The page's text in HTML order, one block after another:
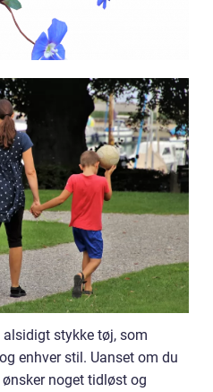
stykke tøj, som
enhver stil. Uanset om du
noget tidløst og